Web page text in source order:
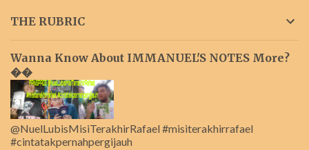
THE RUBRIC
Wanna Know About IMMANUEL'S NOTES More?
��
@NuelLubisMisiTerakhirRafael #misiterakhirrafael
#cintatakpernahpergijauh